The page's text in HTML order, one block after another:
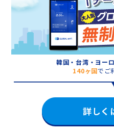
韓国・台湾・ヨー
140ヶ国でご
詳しく